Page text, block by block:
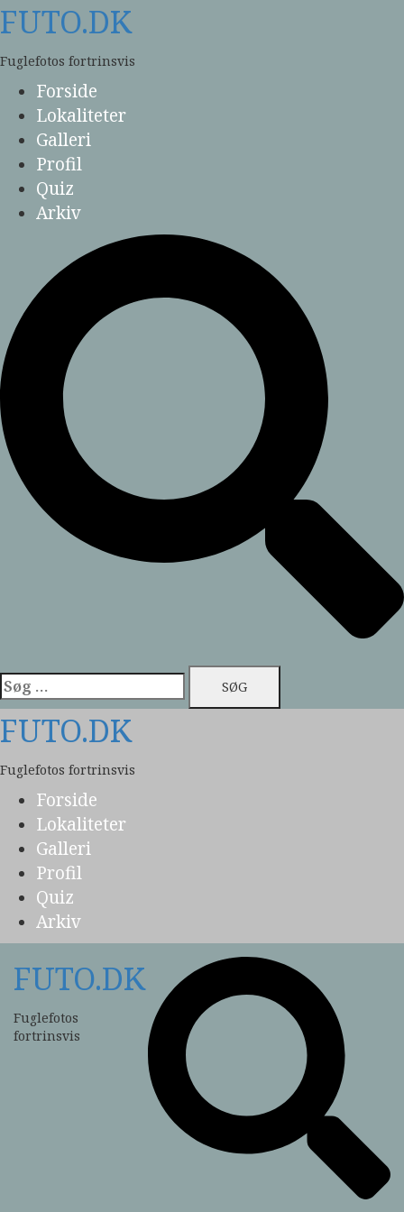
Skip
to
content
FUTO.DK
Fuglefotos fortrinsvis
Forside
Lokaliteter
Galleri
Profil
Quiz
Arkiv
Søg
efter:
FUTO.DK
Fuglefotos fortrinsvis
Forside
Lokaliteter
Galleri
Profil
Quiz
Arkiv
FUTO.DK
Fuglefotos
fortrinsvis